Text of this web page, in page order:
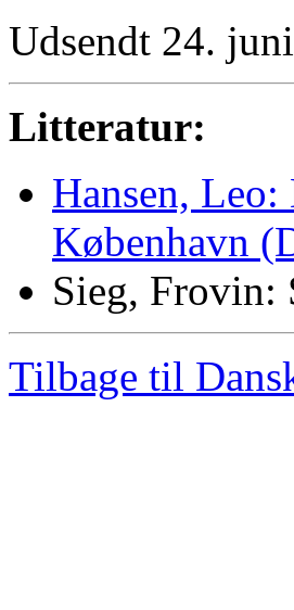
Udsendt 24.
Litteratur:
Hansen,
København
Sieg, Frovin:
Tilbage til